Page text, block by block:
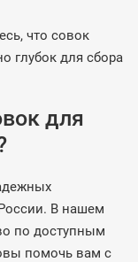
что совок
глубок для сбора
для
В нашем
по доступным
помочь вам с